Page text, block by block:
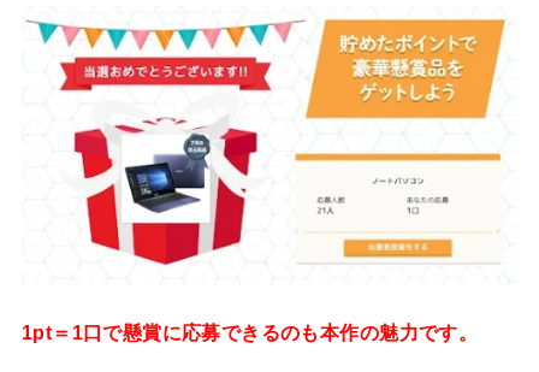
1pt＝1口で懸賞に応募できるのも本作の魅力です。